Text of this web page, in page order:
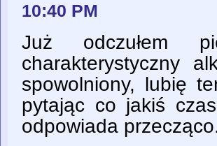
10:40 PM
Już odczułem
charakterystyczny
spowolniony, lubię
pytając co jakiś
odpowiada